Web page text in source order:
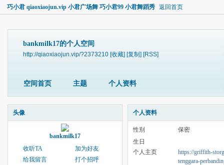
巧小君 qiaoxiaojun.vip 小君广场舞 巧小君99 小君舞蹈秀 返回首页
bankmilk17的个人空间
http://qiaoxiaojun.vip/?2373210 [收藏] [复制] [RSS]
空间首页 主题 个人资料
头像
bankmilk17
收听TA
加为好友
给我留言
打个招呼
个人资料
性别
保密
生日
个人主页
https://griffith-
tenggara-